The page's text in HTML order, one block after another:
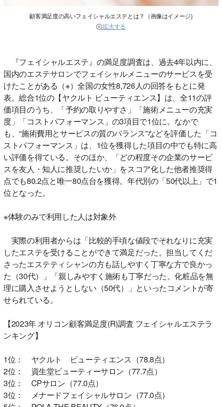
顧客満足度の高いフェイシャルエステとは？（画像はイメージ)
拡大する
『フェイシャルエステ』の満足度調査は、過去4年以内に、
国内のエステサロンでフェイシャルメニューのサービスを受
けたことがある（※）全国の女性8,726人の回答をもとに発
表。総合1位の【ヤクルト ビューティエンス】は、全11の評
価項目のうち、「予約の取りやすさ」「施術メニューの充実
度」「コストパフォーマンス」の3項目で1位に。なかで
も、“施術費用とサービスの質のバランス”などを評価した「コ
ストパフォーマンス」は、1位を獲得した項目の中でも特に高
い評価を得ている。そのほか、「どの程度その企業のサービ
スを友人・知人に推奨したいか」をスコア化した他者推奨得
点でも80.2点と唯一80点台を獲得。年代別の「50代以上」で1
位となった。
※体験のみで利用した人は対象外
実際の利用者からは「比較的手頃な値段でそれなりに充実
したエステを受けることができて満足だった。担当してくだ
さったエステティシャンの方も話しやすく丁寧な方で良かっ
た（30代）」「親しみやすく施術も丁寧だった。化粧品を無
理に購入させようとしない（50代）」といったコメントが寄
せられている。
【2023年 オリコン顧客満足度(R)調査 フェイシャルエステラ
ンキング】
1位： ヤクルト ビューティエンス（78.8点）
2位： 資生堂ビューティーサロン（77.7点）
3位： CPサロン（77.0点）
3位： メナードフェイシャルサロン（77.0点）